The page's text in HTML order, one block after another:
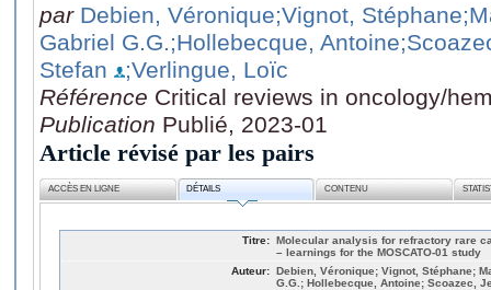
par Debien, Véronique;Vignot, Stéphane
Gabriel G.G.;Hollebecque, Antoine
Stefan
;Verlingue, Loïc
Référence Critical reviews in oncology/
Publication Publié, 2023-01
Article révisé par les pairs
ACCÈS EN LIGNE DÉTAILS CONTENU
Titre: Molecular analysis for refractory rare
– learnings for the MOSCATO-01 study
Auteur: Debien, Véronique; Vignot, Stéphane;
G.G.; Hollebecque, Antoine; Scoazec,